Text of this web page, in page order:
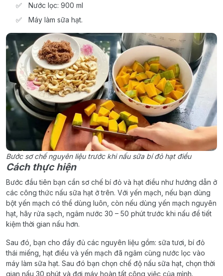
Nước lọc: 900 ml
Máy làm sữa hạt.
Bước sơ chế nguyên liệu trước khi nấu sữa bí đỏ hạt điều
Cách thực hiện
Bước đầu tiên bạn cần sơ chế bí đỏ và hạt điều như hướng dẫn ở
các công thức nấu sữa hạt ở trên. Với yến mạch, nếu bạn dùng
bột yến mạch có thể dùng luôn, còn nếu dùng yến mạch nguyên
hạt, hãy rửa sạch, ngâm nước 30 – 50 phút trước khi nấu để tiết
kiệm thời gian nấu hơn.
Sau đó, bạn cho đầy đủ các nguyên liệu gồm: sữa tươi, bí đỏ
thái miếng, hạt điều và yến mạch đã ngâm cùng nước lọc vào
máy làm sữa hạt. Sau đó bạn chọn chế độ nấu sữa hạt, chọn thời
gian nấu 30 phút và đợi máy hoàn tất công việc của mình.